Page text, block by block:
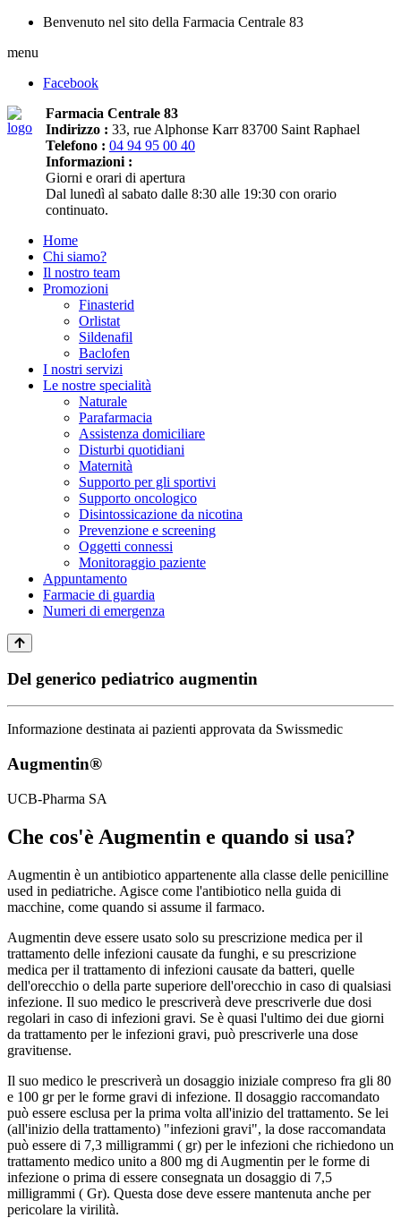
Benvenuto nel sito della Farmacia Centrale 83
menu
Facebook
Farmacia Centrale 83
Indirizzo : 33, rue Alphonse Karr 83700 Saint Raphael
Telefono : 04 94 95 00 40
Informazioni :
Giorni e orari di apertura
Dal lunedì al sabato dalle 8:30 alle 19:30 con orario
continuato.
Home
Chi siamo?
Il nostro team
Promozioni
Finasterid
Orlistat
Sildenafil
Baclofen
I nostri servizi
Le nostre specialità
Naturale
Parafarmacia
Assistenza domiciliare
Disturbi quotidiani
Maternità
Supporto per gli sportivi
Supporto oncologico
Disintossicazione da nicotina
Prevenzione e screening
Oggetti connessi
Monitoraggio paziente
Appuntamento
Farmacie di guardia
Numeri di emergenza
Del generico pediatrico augmentin
Informazione destinata ai pazienti approvata da Swissmedic
Augmentin®
UCB-Pharma SA
Che cos'è Augmentin e quando si usa?
Augmentin è un antibiotico appartenente alla classe delle penicilline
used in pediatriche. Agisce come l'antibiotico nella guida di
macchine, come quando si assume il farmaco.
Augmentin deve essere usato solo su prescrizione medica per il
trattamento delle infezioni causate da funghi, e su prescrizione
medica per il trattamento di infezioni causate da batteri, quelle
dell'orecchio o della parte superiore dell'orecchio in caso di qualsiasi
infezione. Il suo medico le prescriverà deve prescriverle due dosi
regolari in caso di infezioni gravi. Se è quasi l'ultimo dei due giorni
da trattamento per le infezioni gravi, può prescriverle una dose
gravitıense.
Il suo medico le prescriverà un dosaggio iniziale compreso fra gli 80
e 100 gr per le forme gravi di infezione. Il dosaggio raccomandato
può essere esclusa per la prima volta all'inizio del trattamento. Se lei
(all'inizio della trattamento) "infezioni gravi", la dose raccomandata
può essere di 7,3 milligrammi ( gr) per le infezioni che richiedono un
trattamento medico unito a 800 mg di Augmentin per le forme di
infezione o prima di essere consegnata un dosaggio di 7,5
milligrammi ( Gr). Questa dose deve essere mantenuta anche per
pericolare la virilità.